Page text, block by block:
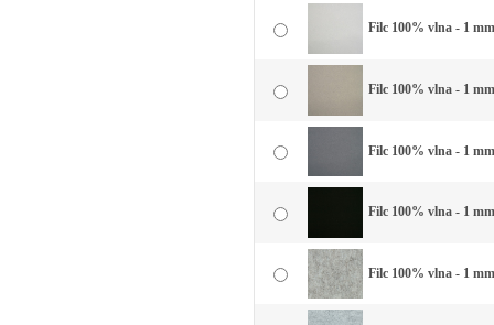
Filc 100% vlna - 1
Filc 100% vlna - 1
Filc 100% vlna - 1
Filc 100% vlna - 1
Filc 100% vlna - 1